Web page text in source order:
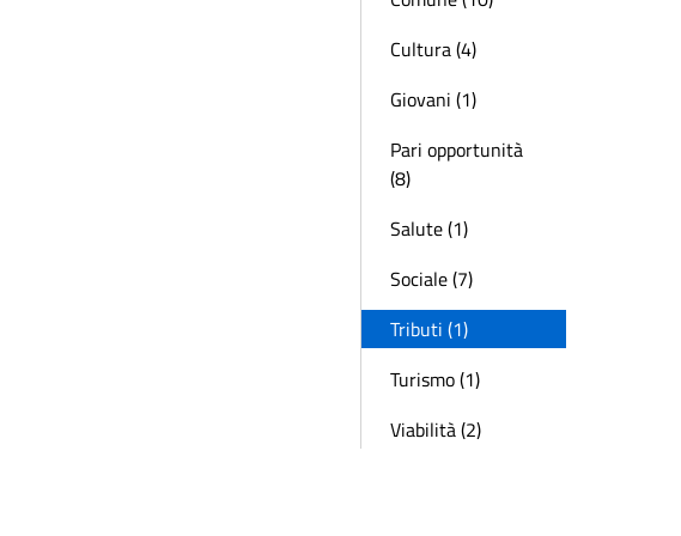
Cultura (4)
Giovani (1)
Pari opportunità
(8)
Salute (1)
Sociale (7)
Tributi (1)
Turismo (1)
Viabilità (2)